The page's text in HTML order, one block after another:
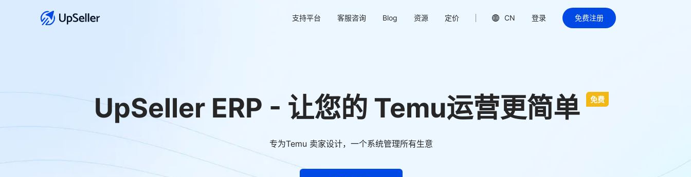
支持平台 客服咨询 Blog 资源 定价 CN 登录 免费注册
UpSeller ERP - 让您的 Temu运营更简单 免费
专为Temu 卖家设计，一个系统管理所有生意